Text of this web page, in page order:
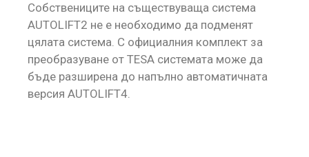
Собствениците на съществуваща система
AUTOLIFT2 не е необходимо да подменят
цялата система. С официалния комплект за
преобразуване от TESA системата може да
бъде разширена до напълно автоматичната
версия AUTOLIFT4.